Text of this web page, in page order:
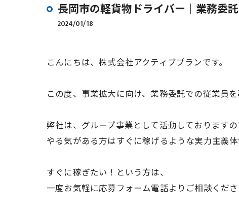
長岡市の軽貨物ドライバー｜業務委
2024/01/18
こんにちは、株式会社アクティブプランです。
この度、事業拡大に向け、業務委託での従業員
弊社は、グループ事業として活動しております
やる気がある方はすぐに稼げるような実力主義
すぐに稼ぎたい！という方は、
一度お気軽に応募フォーム電話よりご相談くださ